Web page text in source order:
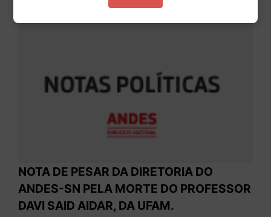
NOTA DE PESAR DA DIRETORIA DO
ANDES-SN PELA MORTE DO PROFESSOR
DAVI SAID AIDAR, DA UFAM.